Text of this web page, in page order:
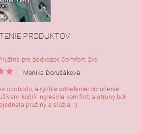
PRODUKTOV
pre podvozok Comfort, 2ks
|
Monika Dorušáková
obchodu, a rýchle odoslanie/doručenie.
kočík inglesina komfort, a struny boli
pružiny a slúžia. :)